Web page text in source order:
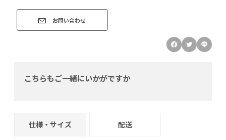
お問い合わせ
こちらもご一緒にいかがですか
仕様・サイズ 配送